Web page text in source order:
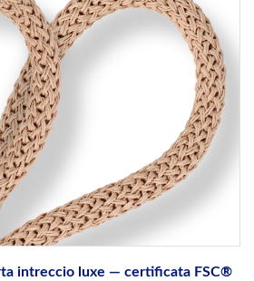
intreccio luxe — certificata FSC®